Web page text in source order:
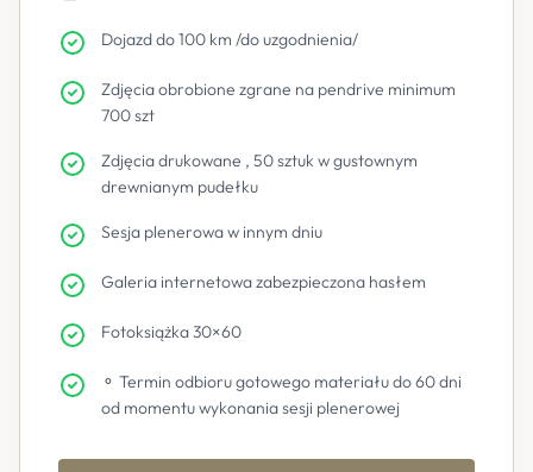
Dojazd do 100 km /do uzgodnienia/
Zdjęcia obrobione zgrane na pendrive minimum
700 szt
Zdjęcia drukowane , 50 sztuk w gustownym
drewnianym pudełku
Sesja plenerowa w innym dniu
Galeria internetowa zabezpieczona hasłem
Fotoksiążka 30×60
⚬ Termin odbioru gotowego materiału do 60 dni
od momentu wykonania sesji plenerowej